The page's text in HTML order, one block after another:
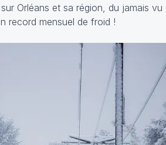
Orléans et sa région, du jamais
record mensuel de froid !